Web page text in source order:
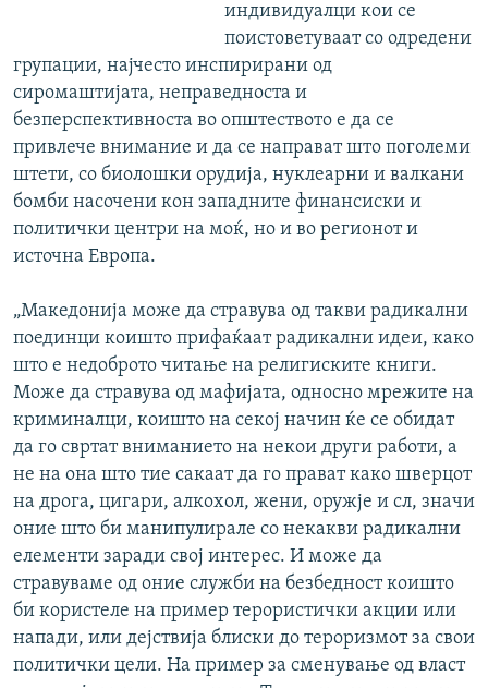
индивидуалци кои се
поистоветуваат со одредени
групации, најчесто инспирирани од
сиромаштијата, неправедноста и
безперспективноста во општеството е да се
привлече внимание и да се направат што поголеми
штети, со биолошки орудија, нуклеарни и валкани
бомби насочени кон западните финансиски и
политички центри на моќ, но и во регионот и
источна Европа.
„Македонија може да стравува од такви радикални
поединци коишто прифаќаат радикални идеи, како
што е недоброто читање на религиските книги.
Може да стравува од мафијата, односно мрежите на
криминалци, коишто на секој начин ќе се обидат
да го свртат вниманието на некои други работи, а
не на она што тие сакаат да го прават како шверцот
на дрога, цигари, алкохол, жени, оружје и сл, значи
оние што би манипулирале со некакви радикални
елементи заради свој интерес. И може да
стравуваме од оние служби на безбедност коишто
би користеле на пример терористички акции или
напади, или дејствија блиски до тероризмот за свои
политички цели. На пример за сменување од власт